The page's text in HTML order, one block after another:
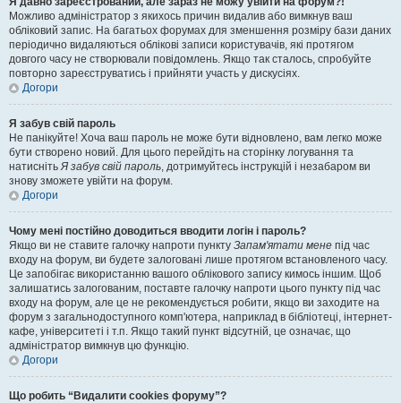
Можливо адміністратор з якихось причин видалив або вимкнув ваш
обліковий запис. На багатьох форумах для зменшення розміру бази даних
періодично видаляються облікові записи користувачів, які протягом
довгого часу не створювали повідомлень. Якщо так сталось, спробуйте
повторно зареєструватись і прийняти участь у дискусіях.
Догори
Я забув свій пароль
Не панікуйте! Хоча ваш пароль не може бути відновлено, вам легко може
бути створено новий. Для цього перейдіть на сторінку логування та
натиснітьЯ забув свій пароль, дотримуйтесь інструкцій і незабаром ви
знову зможете увійти на форум.
Догори
Чому мені постійно доводиться вводити логін і пароль?
Якщо ви не ставите галочку напроти пункту Запам'ятати мене під час
входу на форум, ви будете залоговані лише протягом встановленого часу.
Це запобігає використанню вашого облікового запису кимось іншим. Щоб
залишатись залогованим, поставте галочку напроти цього пункту під час
входу на форум, але це не рекомендується робити, якщо ви заходите на
форум з загальнодоступного комп'ютера, наприклад в бібліотеці, інтернет-
кафе, університеті і т.п. Якщо такий пункт відсутній, це означає, що
адміністратор вимкнув цю функцію.
Догори
Що робить “Видалити cookies форуму”?